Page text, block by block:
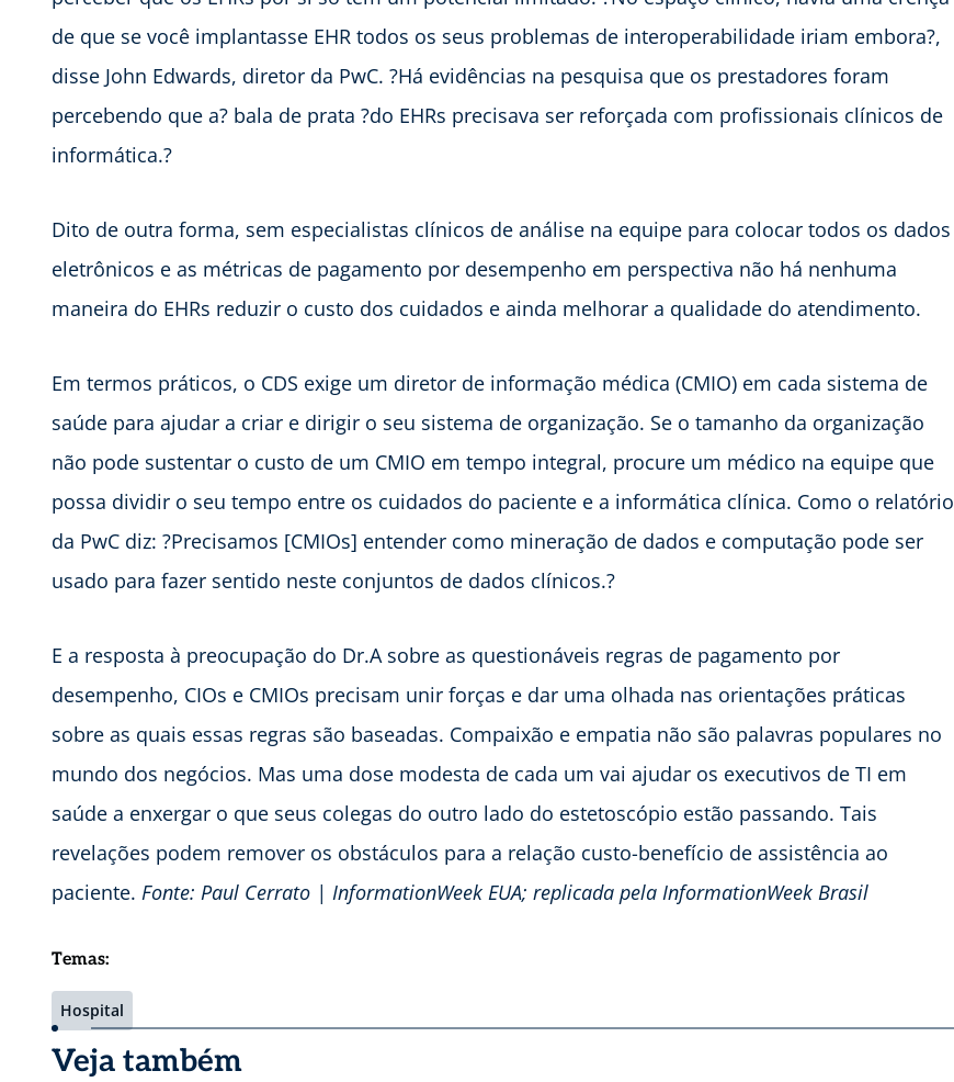
de que se você implantasse EHR todos os seus problemas de interoperabilidade iriam embora?,
disse John Edwards, diretor da PwC. ?Há evidências na pesquisa que os prestadores foram
percebendo que a? bala de prata ?do EHRs precisava ser reforçada com profissionais clínicos de
informática.?
Dito de outra forma, sem especialistas clínicos de análise na equipe para colocar todos os dados
eletrônicos e as métricas de pagamento por desempenho em perspectiva não há nenhuma
maneira do EHRs reduzir o custo dos cuidados e ainda melhorar a qualidade do atendimento.
Em termos práticos, o CDS exige um diretor de informação médica (CMIO) em cada sistema de
saúde para ajudar a criar e dirigir o seu sistema de organização. Se o tamanho da organização
não pode sustentar o custo de um CMIO em tempo integral, procure um médico na equipe que
possa dividir o seu tempo entre os cuidados do paciente e a informática clínica. Como o relatório
da PwC diz: ?Precisamos [CMIOs] entender como mineração de dados e computação pode ser
usado para fazer sentido neste conjuntos de dados clínicos.?
E a resposta à preocupação do Dr.A sobre as questionáveis regras de pagamento por
desempenho, CIOs e CMIOs precisam unir forças e dar uma olhada nas orientações práticas
sobre as quais essas regras são baseadas. Compaixão e empatia não são palavras populares no
mundo dos negócios. Mas uma dose modesta de cada um vai ajudar os executivos de TI em
saúde a enxergar o que seus colegas do outro lado do estetoscópio estão passando. Tais
revelações podem remover os obstáculos para a relação custo-benefício de assistência ao
paciente. Fonte: Paul Cerrato | InformationWeek EUA; replicada pela InformationWeek Brasil
Temas:
Hospital
Veja também